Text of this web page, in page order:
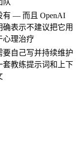
队
有 — 而且 OpenAI
确表示不建议把它用
心理治疗
要自己写并持续维护
套教练提示词和上下